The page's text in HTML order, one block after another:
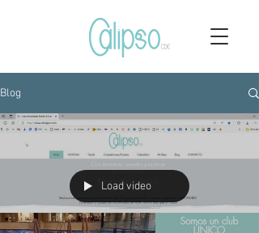
Blog
Load video